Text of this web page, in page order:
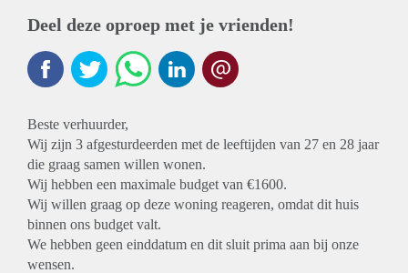
Deel deze oproep met je vrienden!
Beste verhuurder,
Wij zijn 3 afgesturdeerden met de leeftijden van 27 en 28 jaar
die graag samen willen wonen.
Wij hebben een maximale budget van €1600.
Wij willen graag op deze woning reageren, omdat dit huis
binnen ons budget valt.
We hebben geen einddatum en dit sluit prima aan bij onze
wensen.